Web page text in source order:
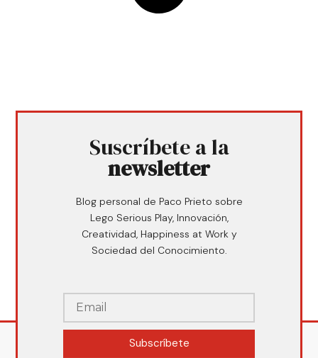
Suscríbete a la
newsletter
Blog personal de Paco Prieto sobre
Lego Serious Play, Innovación,
Creatividad, Happiness at Work y
Sociedad del Conocimiento.
Subscríbete